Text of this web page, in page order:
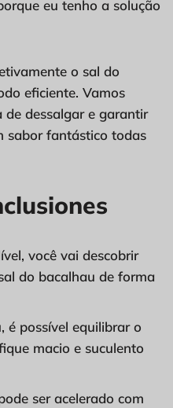
eu tenho a solução
o sal do
eficiente. Vamos
dessalgar e garantir
sabor fantástico todas
você vai descobrir
do bacalhau de forma
é possível equilibrar o
macio e suculento
ser acelerado com